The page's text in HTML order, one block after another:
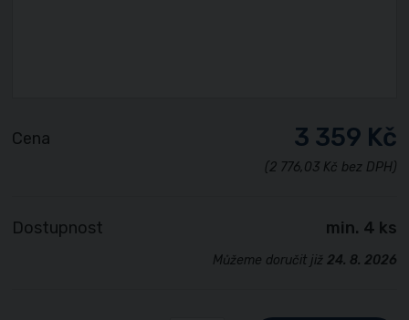
Cena 3 359 Kč
(2 776,03 Kč bez DPH)
Dostupnost min. 4 ks
Můžeme doručit již 24. 8. 2026